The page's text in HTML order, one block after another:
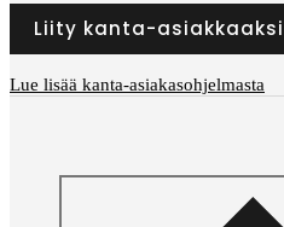
Liity kanta-asiakkaaksi
Lue lisää kanta-asiakasohjelmasta